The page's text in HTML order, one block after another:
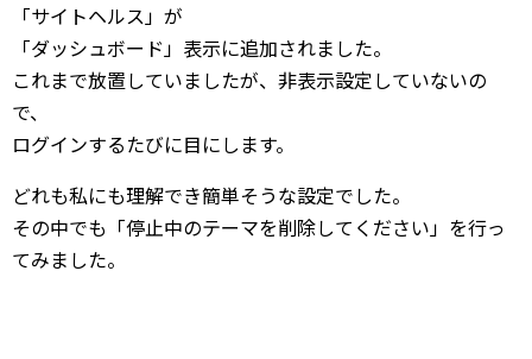
「サイトヘルス」が
「ダッシュボード」表示に追加されました。
これまで放置していましたが、非表示設定していないの
で、
ログインするたびに目にします。
どれも私にも理解でき簡単そうな設定でした。
その中でも「停止中のテーマを削除してください」を行っ
てみました。